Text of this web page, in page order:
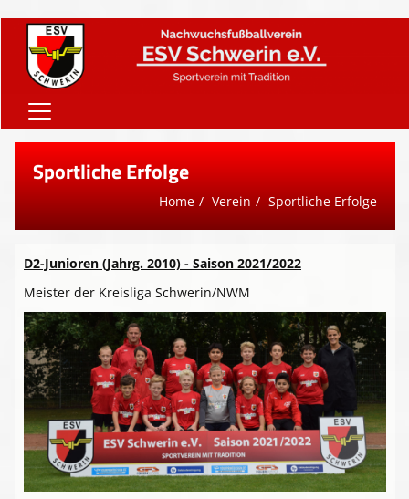
Home
Onlineshop
Vereinsnews
Verein
Teams
Sponsoren
Downloads
Presse-Archiv
Anmeldung
Sportliche Erfolge
Home Verein Sportliche Erfolge
D2-Junioren (Jahrg. 2010) - Saison 2021/2022
Meister der Kreisliga Schwerin/NWM